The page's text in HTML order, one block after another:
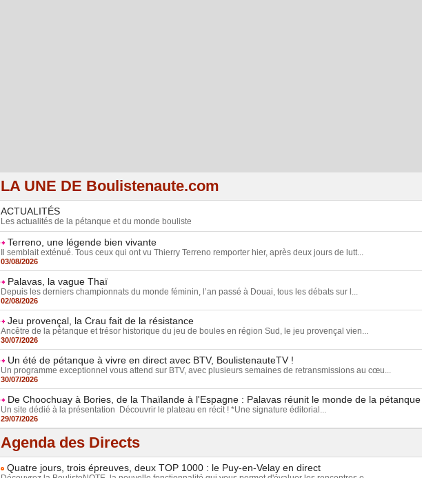
LA UNE DE Boulistenaute.com
ACTUALITÉS
Les actualités de la pétanque et du monde bouliste
Terreno, une légende bien vivante
Il semblait exténué. Tous ceux qui ont vu Thierry Terreno remporter hier, après deux jours de lutt...
03/08/2026
Palavas, la vague Thaï
Depuis les derniers championnats du monde féminin, l’an passé à Douai, tous les débats sur l...
02/08/2026
Jeu provençal, la Crau fait de la résistance
Ancêtre de la pétanque et trésor historique du jeu de boules en région Sud, le jeu provençal vien...
30/07/2026
Un été de pétanque à vivre en direct avec BTV, BoulistenauteTV !
Un programme exceptionnel vous attend sur BTV, avec plusieurs semaines de retransmissions au cœu...
30/07/2026
De Choochuay à Bories, de la Thaïlande à l'Espagne : Palavas réunit le monde de la
Un site dédié à la présentation Découvrir le plateau en récit ! *Une signature éditorial...
29/07/2026
Agenda des Directs
Quatre jours, trois épreuves, deux TOP 1000 : le Puy-en-Velay en direct